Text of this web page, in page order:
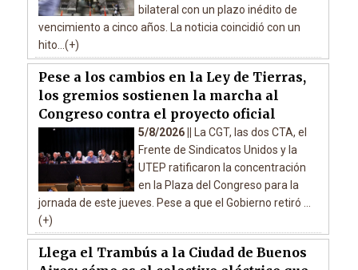
bilateral con un plazo inédito de
vencimiento a cinco años. La noticia coincidió con un
hito...(+)
Pese a los cambios en la Ley de Tierras,
los gremios sostienen la marcha al
Congreso contra el proyecto oficial
5/8/2026 ||
La CGT, las dos CTA, el
Frente de Sindicatos Unidos y la
UTEP ratificaron la concentración
en la Plaza del Congreso para la
jornada de este jueves. Pese a que el Gobierno retiró ...
(+)
Llega el Trambús a la Ciudad de Buenos